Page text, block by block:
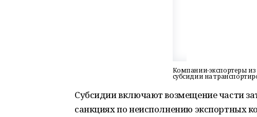
Компании-экспортеры
субсидии на
Субсидии включают возмещение части
санкциях по неисполнению экспортных